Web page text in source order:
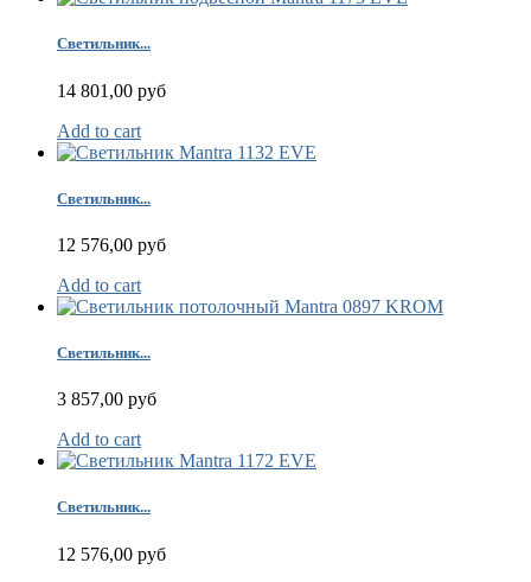
Светильник...
14 801,00 руб
Add to cart
Светильник...
12 576,00 руб
Add to cart
Светильник...
3 857,00 руб
Add to cart
Светильник...
12 576,00 руб